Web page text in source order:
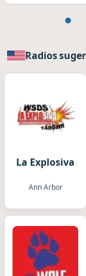
Radios
La Explosiva
Ann Arbor